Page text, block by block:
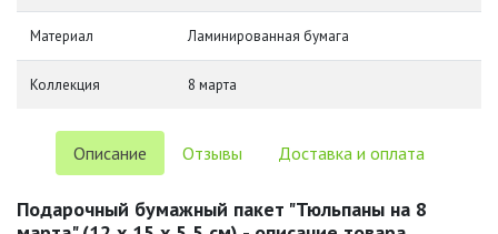
Материал Ламинированная бумага
Коллекция 8 марта
Описание Отзывы Доставка и оплата
Подарочный бумажный пакет "Тюльпаны на 8